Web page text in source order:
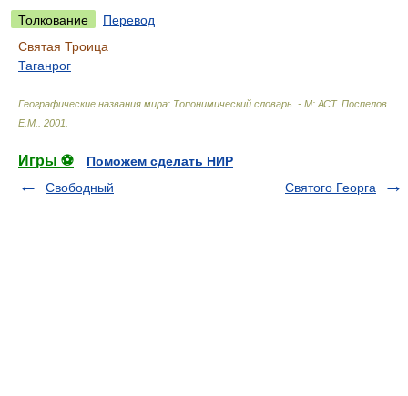
Толкование
Перевод
Святая Троица
Таганрог
Географические названия мира: Топонимический словарь. - М: АСТ. Поспелов
Е.М.
2001
Игры ⚽
Поможем сделать НИР
Свободный
Святого Георга